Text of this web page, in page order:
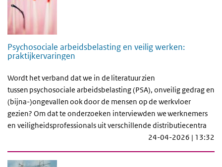
Psychosociale arbeidsbelasting en veilig werken:
praktijkervaringen
Wordt het verband dat we in de literatuur zien
tussen psychosociale arbeidsbelasting (PSA), onveilig gedrag en
(bijna-)ongevallen ook door de mensen op de werkvloer
gezien? Om dat te onderzoeken interviewden we werknemers
en veiligheidsprofessionals uit verschillende distributiecentra
24-04-2026 | 13:32